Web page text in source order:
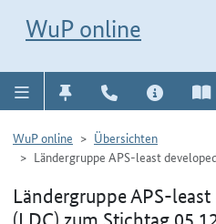
WuP online
WuP online
Übersichten
Ländergruppe APS-least
Ländergruppe APS-